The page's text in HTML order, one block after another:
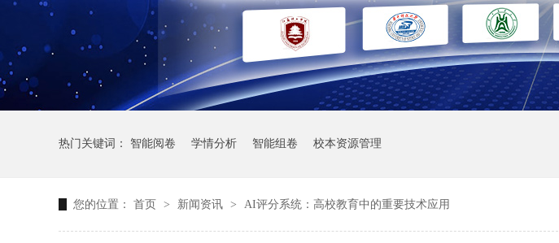
热门关键词： 智能阅卷 学情分析 智能组卷 校本资源管理
您的位置： 首页 > 新闻资讯 > AI评分系统：高校教育中的重要技术应用